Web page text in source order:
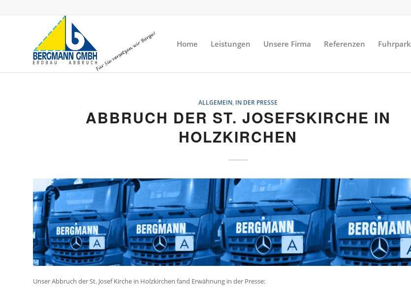
Home Leistungen Unsere Firma Referenzen Fuhrpark
ALLGEMEIN IN DER PRESSE
ABBRUCH DER ST. JOSEFSKIRCHE IN
HOLZKIRCHEN
Unser Abbruch der St. Josef Kirche in Holzkirchen fand Erwähnung in der Presse: